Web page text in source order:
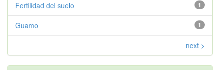
1
Fertilidad del suelo
1
Guamo
next >